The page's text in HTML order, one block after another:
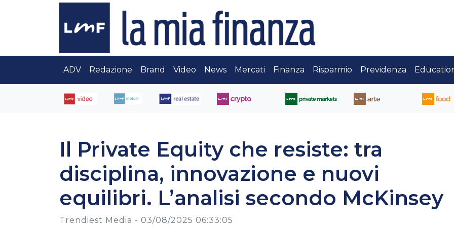
ADV Redazione Brand Video News Mercati Finanza Risparmio Previdenza
Il Private Equity che resiste: tra
disciplina, innovazione e nuovi
equilibri. L’analisi secondo McKinsey
Trendiest Media - 03/08/2025 06:33:05